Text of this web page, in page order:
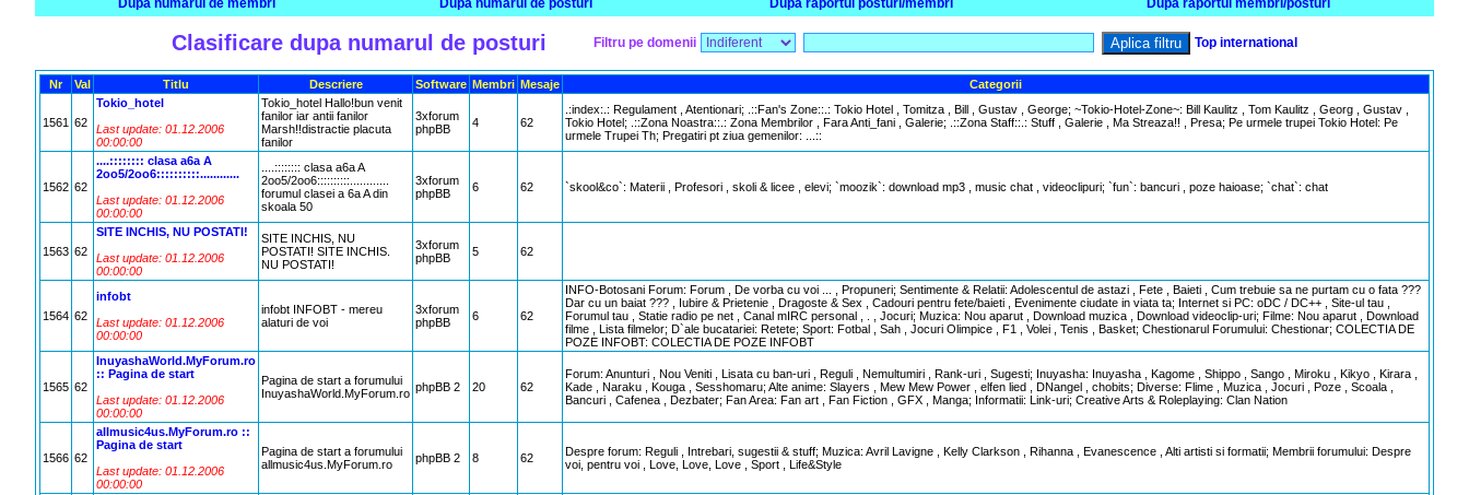
Dupa numarul de membri
Dupa numarul de posturi Dupa raportul posturi/membri Dupa raportul membri/posturi
Clasificare dupa numarul de posturi Filtru pe domenii Aplica filtru Top international
Nr Val Titlu Descriere Software Membri Mesaje Categorii
1561 62
Tokio_hotel
Last update: 01.12.2006
00:00:00
Tokio_hotel Hallo!bun venit
fanilor iar antii fanilor
Marsh!!distractie placuta
fanilor
3xforum
phpBB
4 62
.:index:.: Regulament , Atentionari; .::Fan's Zone::.: Tokio Hotel , Tomitza , Bill , Gustav , George; ~Tokio-Hotel-Zone~: Bill Kaulitz , Tom Kaulitz , Georg , Gustav ,
Tokio Hotel; .::Zona Noastra::.: Zona Membrilor , Fara Anti_fani , Galerie; .::Zona Staff::.: Stuff , Galerie , Ma Streaza!! , Presa; Pe urmele trupei Tokio Hotel: Pe
urmele Trupei Th; Pregatiri pt ziua gemenilor: ...::
1562 62
....:::::::: clasa a6a A
2oo5/2oo6::::::::::............
Last update: 01.12.2006
00:00:00
....:::::::: clasa a6a A
2oo5/2oo6::::::::::............
forumul clasei a 6a A din
skoala 50
3xforum
phpBB
6 62 `skool&co`: Materii , Profesori , skoli & licee , elevi; `moozik`: download mp3 , music chat , videoclipuri; `fun`: bancuri , poze haioase; `chat`: chat
1563 62
SITE INCHIS, NU POSTATI!
Last update: 01.12.2006
00:00:00
SITE INCHIS, NU
POSTATI! SITE INCHIS.
NU POSTATI!
3xforum
phpBB
5 62
1564 62
infobt
Last update: 01.12.2006
00:00:00
infobt INFOBT - mereu
alaturi de voi
3xforum
phpBB
6 62
INFO-Botosani Forum: Forum , De vorba cu voi ... , Propuneri; Sentimente & Relatii: Adolescentul de astazi , Fete , Baieti , Cum trebuie sa ne purtam cu o fata ???
Dar cu un baiat ??? , Iubire & Prietenie , Dragoste & Sex , Cadouri pentru fete/baieti , Evenimente ciudate in viata ta; Internet si PC: oDC / DC++ , Site-ul tau ,
Forumul tau , Statie radio pe net , Canal mIRC personal , . , Jocuri; Muzica: Nou aparut , Download muzica , Download videoclip-uri; Filme: Nou aparut , Download
filme , Lista filmelor; D`ale bucatariei: Retete; Sport: Fotbal , Sah , Jocuri Olimpice , F1 , Volei , Tenis , Basket; Chestionarul Forumului: Chestionar; COLECTIA DE
POZE INFOBT: COLECTIA DE POZE INFOBT
1565 62
InuyashaWorld.MyForum.ro
:: Pagina de start
Last update: 01.12.2006
00:00:00
Pagina de start a forumului
InuyashaWorld.MyForum.ro phpBB 2 20 62
Forum: Anunturi , Nou Veniti , Lisata cu ban-uri , Reguli , Nemultumiri , Rank-uri , Sugesti; Inuyasha: Inuyasha , Kagome , Shippo , Sango , Miroku , Kikyo , Kirara ,
Kade , Naraku , Kouga , Sesshomaru; Alte anime: Slayers , Mew Mew Power , elfen lied , DNangel , chobits; Diverse: Flime , Muzica , Jocuri , Poze , Scoala ,
Bancuri , Cafenea , Dezbater; Fan Area: Fan art , Fan Fiction , GFX , Manga; Informatii: Link-uri; Creative Arts & Roleplaying: Clan Nation
1566 62
allmusic4us.MyForum.ro ::
Pagina de start
Last update: 01.12.2006
00:00:00
Pagina de start a forumului
allmusic4us.MyForum.ro
phpBB 2 8 62
Despre forum: Reguli , Intrebari, sugestii & stuff; Muzica: Avril Lavigne , Kelly Clarkson , Rihanna , Evanescence , Alti artisti si formatii; Membrii forumului: Despre
voi, pentru voi , Love, Love, Love , Sport , Life&Style